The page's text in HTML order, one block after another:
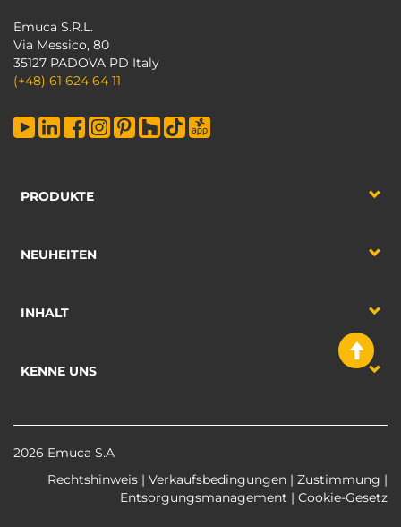
Emuca S.R.L.
Via Messico, 80
35127 PADOVA PD Italy
(+48) 61 624 64 11
PRODUKTE
NEUHEITEN
INHALT
KENNE UNS
2026 Emuca S.A
Rechtshinweis | Verkaufsbedingungen | Zustimmung |
Entsorgungsmanagement | Cookie-Gesetz